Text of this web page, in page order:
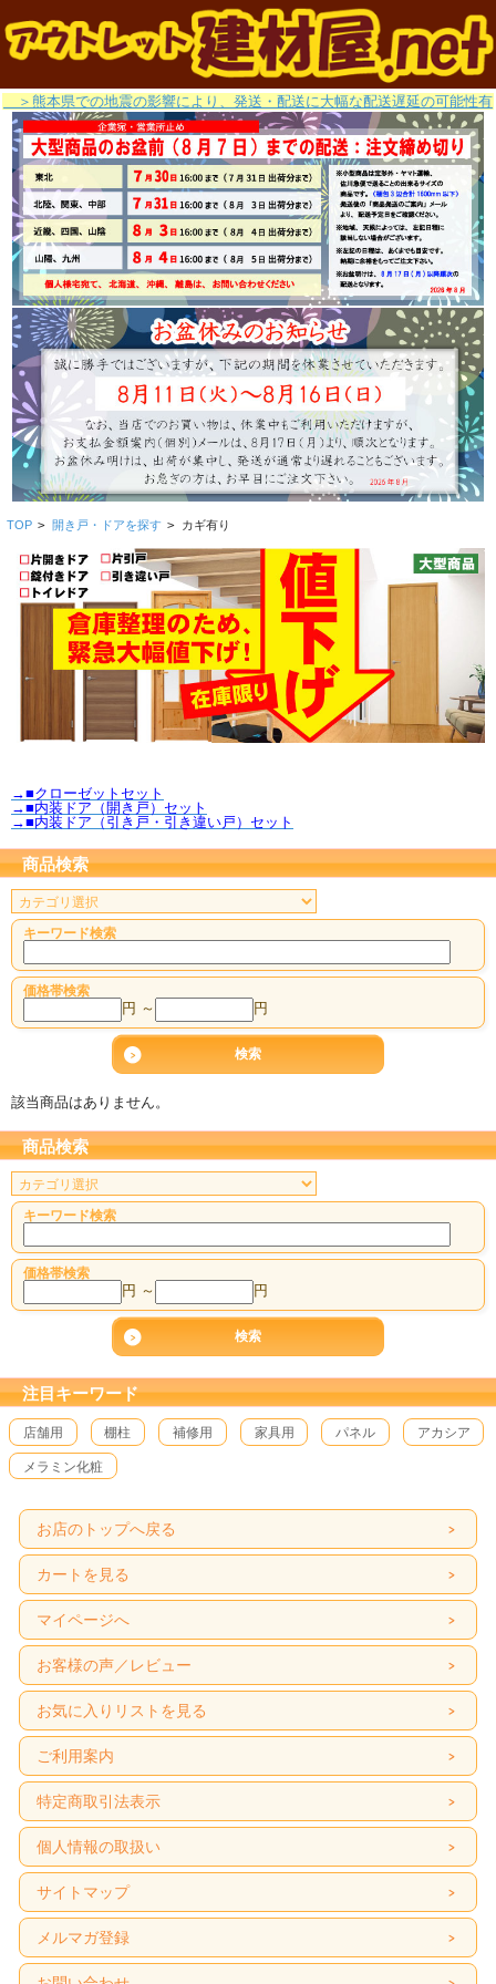
＞熊本県での地震の影響により、発送・配送に大幅な配送遅延の可能性有
TOP > 開き戸・ドアを探す > カギ有り
→■クローゼットセット
→■内装ドア（開き戸）セット
→■内装ドア（引き戸・引き違い戸）セット
商品検索
キーワード検索
価格帯検索
円 ～ 円
該当商品はありません。
商品検索
キーワード検索
価格帯検索
円 ～ 円
注目キーワード
店舗用 棚柱 補修用 家具用 パネル アカシア
メラミン化粧
お店のトップへ戻る
カートを見る
マイページへ
お客様の声／レビュー
お気に入りリストを見る
ご利用案内
特定商取引法表示
個人情報の取扱い
サイトマップ
メルマガ登録